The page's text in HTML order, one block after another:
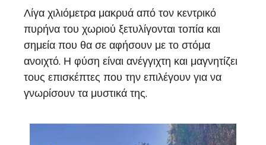
Λίγα χιλιόμετρα μακρυά από τον κεντρικό
πυρήνα του χωριού ξετυλίγονται τοπία και
σημεία που θα σε αφήσουν με το στόμα
ανοιχτό. Η φύση είναι ανέγγιχτη και μαγνητίζει
τους επισκέπτες που την επιλέγουν για να
γνωρίσουν τα μυστικά της.